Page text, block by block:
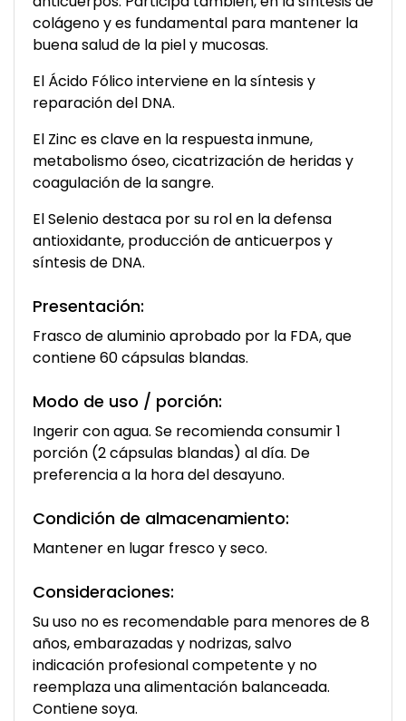
colágeno y es fundamental para mantener la
buena salud de la piel y mucosas.
El Ácido Fólico interviene en la síntesis y
reparación del DNA.
El Zinc es clave en la respuesta inmune,
metabolismo óseo, cicatrización de heridas y
coagulación de la sangre.
El Selenio destaca por su rol en la defensa
antioxidante, producción de anticuerpos y
síntesis de DNA.
Presentación:
Frasco de aluminio aprobado por la FDA, que
contiene 60 cápsulas blandas.
Modo de uso / porción:
Ingerir con agua. Se recomienda consumir 1
porción (2 cápsulas blandas) al día. De
preferencia a la hora del desayuno.
Condición de almacenamiento:
Mantener en lugar fresco y seco.
Consideraciones:
Su uso no es recomendable para menores de 8
años, embarazadas y nodrizas, salvo
indicación profesional competente y no
reemplaza una alimentación balanceada.
Contiene soya.